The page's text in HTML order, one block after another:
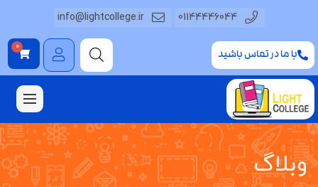
01144446044
info@lightcollege.ir
با ما در تماس باشید
0
وبلاگ